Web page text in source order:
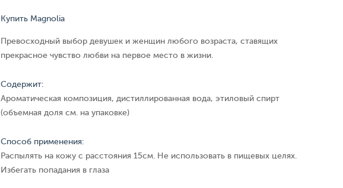
Купить Magnolia
Превосходный выбор девушек и женщин любого возраста, ставящих
прекрасное чувство любви на первое место в жизни.
Содержит:
Ароматическая композиция, дистиллированная вода, этиловый спирт
(объемная доля см. на упаковке)
Способ применения:
Распылять на кожу с расстояния 15см. Не использовать в пищевых целях.
Избегать попадания в глаза